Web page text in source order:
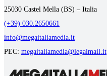
25030 Castel Mella (BS) – Italia
(+39) 030.2650661
info@megaitaliamedia.it
PEC: megaitaliamedia@legalmail.it